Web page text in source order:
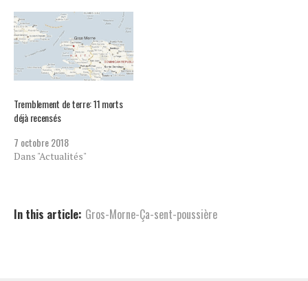
Tremblement de terre: 11 morts
déjà recensés
7 octobre 2018
Dans "Actualités"
In this article: Gros-Morne-Ça-sent-poussière